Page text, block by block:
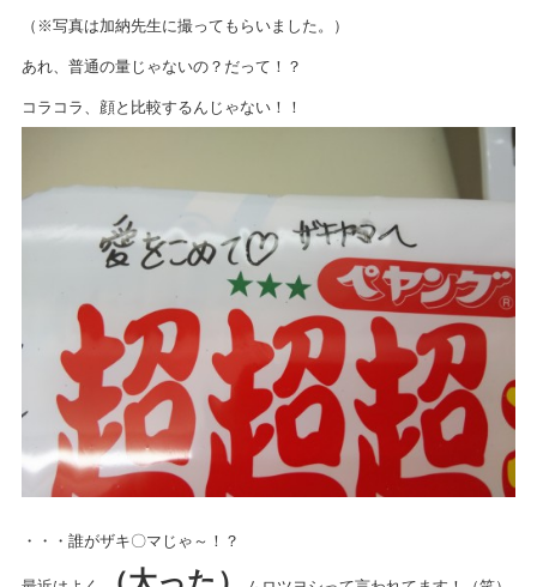
（※写真は加納先生に撮ってもらいました。）
あれ、普通の量じゃないの？だって！？
コラコラ、顔と比較するんじゃない！！
・・・誰がザキ〇マじゃ～！？